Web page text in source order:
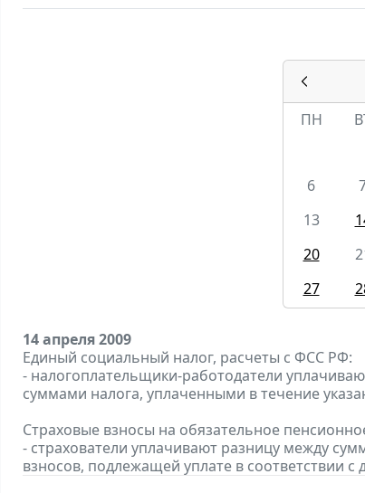
ПН
6
13
20
27
14 апреля 2009
Единый социальный налог, расчеты с ФСС РФ:
- налогоплательщики-работодатели
суммами налога, уплаченными в течение
Страховые взносы на обязательное
- страхователи уплачивают разницу между
взносов, подлежащей уплате в соответствии с